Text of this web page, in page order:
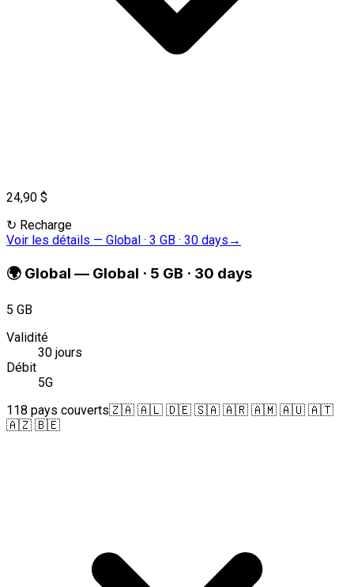
24,90 $
↻ Recharge
Voir les détails — Global · 3 GB · 30 days →
🌍 Global — Global · 5 GB · 30 days
5 GB
Validité
30 jours
Débit
5G
118 pays couverts🇿🇦 🇦🇱 🇩🇪 🇸🇦 🇦🇷 🇦🇲 🇦🇺 🇦🇹
🇦🇿 🇧🇪